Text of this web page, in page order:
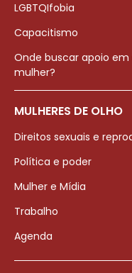
LGBTQIfobia
Capacitismo
Onde buscar apoio
mulher?
MULHERES DE OLHO
Direitos sexuais e
Política e poder
Mulher e Mídia
Trabalho
Agenda